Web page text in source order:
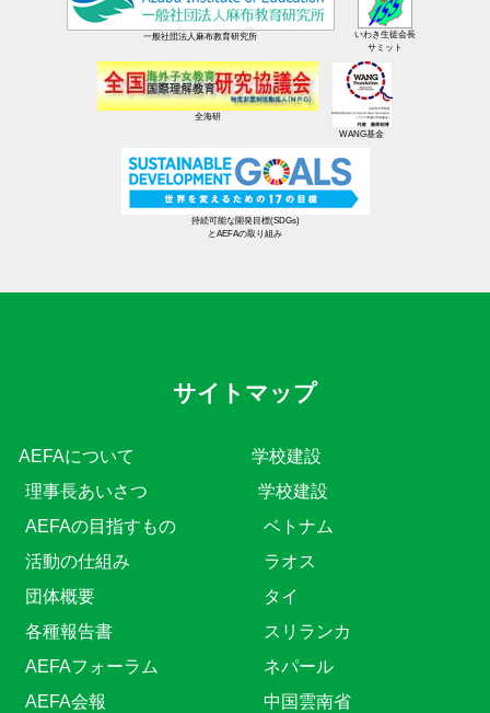
一般社団法人麻布教育研究所
いわき生徒会長
サミット
全海研
WANG基金
持続可能な開発目標(SDGs)
とAEFAの取り組み
サイトマップ
AEFAについて
理事長あいさつ
AEFAの目指すもの
活動の仕組み
団体概要
各種報告書
AEFAフォーラム
AEFA会報
学校建設
学校建設
ベトナム
ラオス
タイ
スリランカ
ネパール
中国雲南省